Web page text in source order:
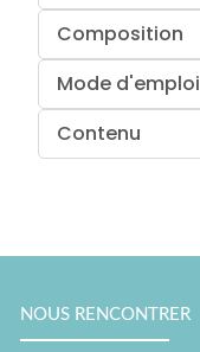
Composition
Mode d'emploi
Contenu
NOUS RENCONTRER